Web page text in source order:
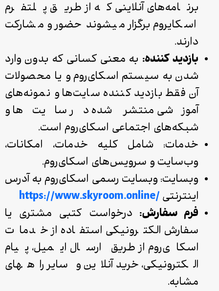
برنامه‌های آنلاینی که از طریق پلتفرم
اسکای­روم برگزار می­شوند حضور و مشارکت
دارند.
بازدید کننده: به معنی کسانی که بدون وارد
شدن به سیستم اسکای‌روم و یا محصولات
آن فقط بازدید کننده سایت‌ها و نمونه‌های
آموزشی منتشر شده در سایت‌ها و
شبکه‌های اجتماعی اسکای‌روم است.
خدمات: شامل کلیه خدمات، امکانات،
وب‌سایت‌ و سرویس‌های اسکای‌روم.
وب­سایت: وب­سایت رسمی اسکای‌روم به آدرس
اینترنتی /https://www.skyroom.online
فرم سفارش: درخواست کتبی مشتری یا
سفارش الکترونیکی استفاده از خدمات
اسکای‌روم از طریق ارسال ایمیل، پیام
الکترونیکی، خرید آنلاین و سایر راه­های
مشابه.